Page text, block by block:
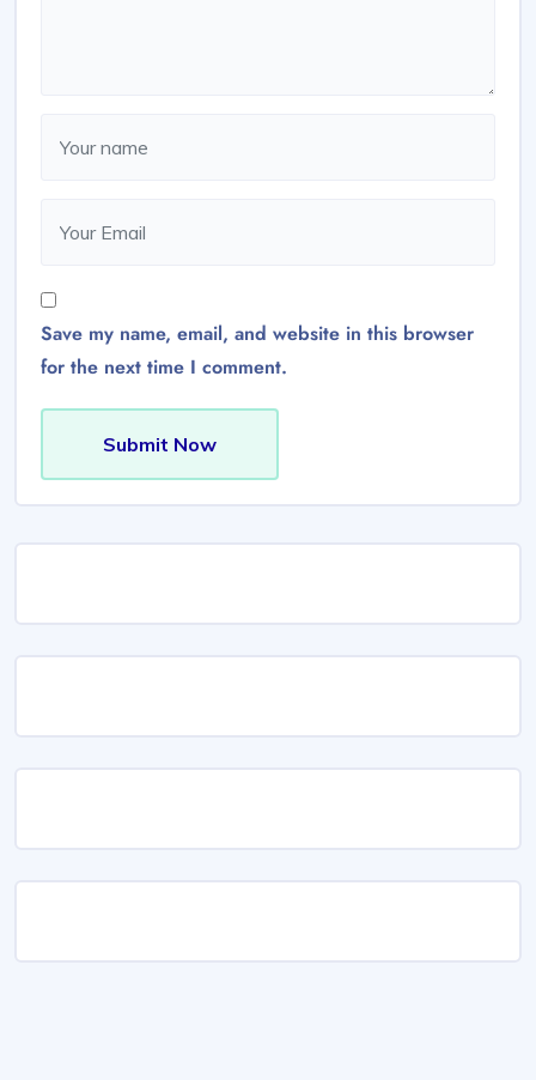
Save my name, email, and website in this browser
for the next time I comment.
Submit Now